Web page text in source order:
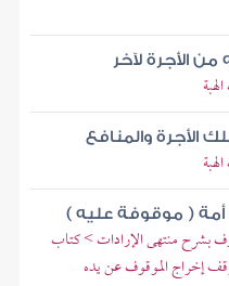
الأجرة لآخر
الأجرة والمنافع
أمة ( موقوفة عليه )
بشرح منتهى الإرادات > كتاب
إخراج الموقوف عن يده